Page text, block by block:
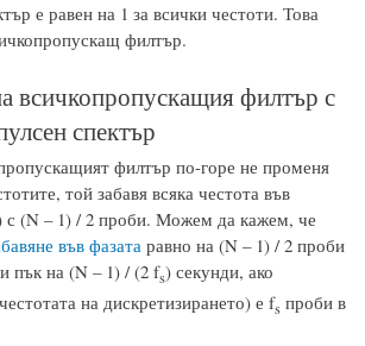
е равен на 1 за всички честоти. Това
филтър.
всичкопропускащия филтър с
спектър
филтър по-горе не променя
той забавя всяка честота във
с (N – 1) / 2 проби. Можем да кажем, че
във фазата равно на (N – 1) / 2 проби
пък на (N – 1) / (2 fs) секунди, ако
на дискретизирането) е fs проби в